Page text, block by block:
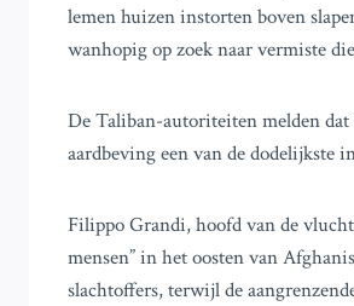
lemen huizen instorten boven
wanhopig op zoek naar vermiste
De Taliban-autoriteiten melden dat
aardbeving een van de dodelijkste
Filippo Grandi, hoofd van de
mensen” in het oosten van
slachtoffers, terwijl de